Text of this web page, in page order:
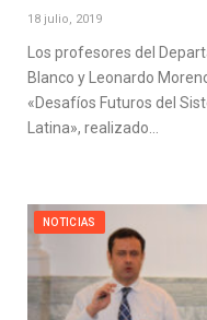
18 julio, 2019
Los profesores del
Blanco y Leonardo
«Desafíos Futuros del
Latina», realizado…
NOTICIAS